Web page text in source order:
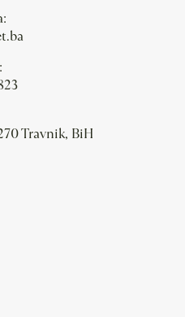
Travnik, BiH